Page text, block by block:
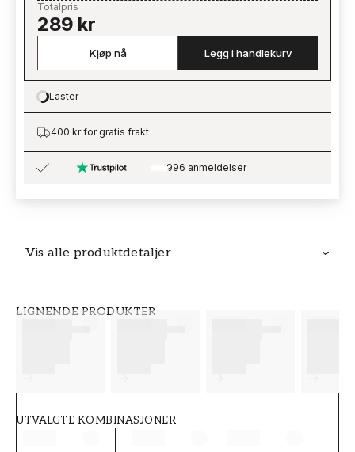
Vis alle produktdetaljer
LIGNENDE PRODUKTER
UTVALGTE KOMBINASJONER
Totalpris
289 kr
Kjøp nå Legg i handlekurv
Loading…
Laster
400 kr for gratis frakt
996 anmeldelser